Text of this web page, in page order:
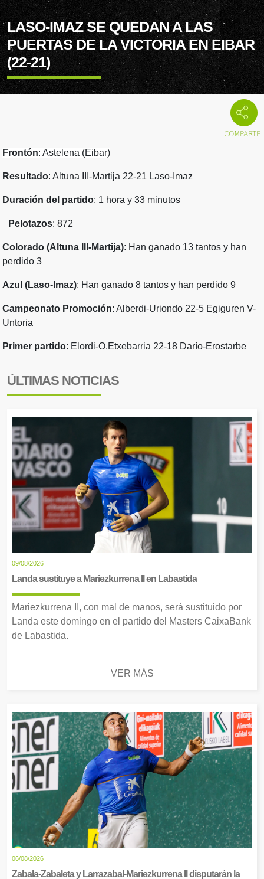
LASO-IMAZ SE QUEDAN A LAS
PUERTAS DE LA VICTORIA EN EIBAR
(22-21)
Frontón: Astelena (Eibar)
Resultado: Altuna III-Martija 22-21 Laso-Imaz
Duración del partido: 1 hora y 33 minutos
Pelotazos: 872
Colorado (Altuna III-Martija): Han ganado 13 tantos y han
perdido 3
Azul (Laso-Imaz): Han ganado 8 tantos y han perdido 9
Campeonato Promoción: Alberdi-Uriondo 22-5 Egiguren V-
Untoria
Primer partido: Elordi-O.Etxebarria 22-18 Darío-Erostarbe
ÚLTIMAS NOTICIAS
09/08/2026
Landa sustituye a Mariezkurrena II en Labastida
Mariezkurrena II, con mal de manos, será sustituido por
Landa este domingo en el partido del Masters CaixaBank
de Labastida.
VER MÁS
06/08/2026
Zabala-Zabaleta y Larrazabal-Mariezkurrena II disputarán la